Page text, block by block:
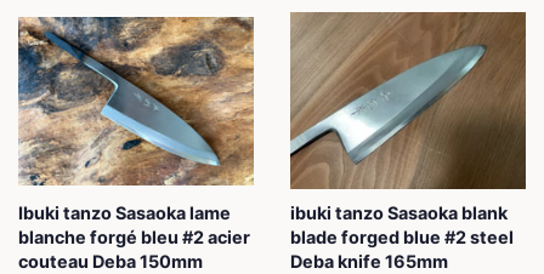
Ibuki tanzo Sasaoka lame
blanche forgé bleu #2 acier
couteau Deba 150mm
ibuki tanzo Sasaoka blank
blade forged blue #2 steel
Deba knife 165mm